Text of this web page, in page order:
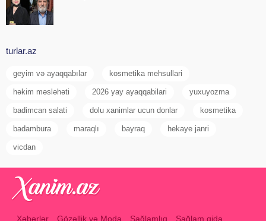
turlar.az
geyim və ayaqqabılar kosmetika mehsullari
həkim məsləhəti 2026 yay ayaqqabilari yuxuyozma
badimcan salati dolu xanimlar ucun donlar kosmetika
badambura maraqlı bayraq hekaye janri
vicdan
Xəbərlər Gözəllik və Moda Sağlamlıq Sağlam qida